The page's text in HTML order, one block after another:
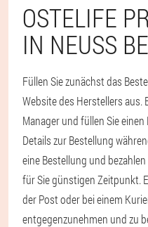
OSTELIFE
IN NEUSS
Füllen Sie zunächst das
Website des Herstellers aus.
Manager und füllen Sie
Details zur Bestellung
eine Bestellung und
für Sie günstigen Zeitpunkt.
der Post oder bei einem
entgegenzunehmen und zu